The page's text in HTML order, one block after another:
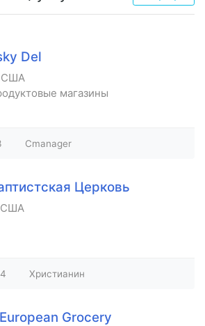
Del
США
магазины
Cmanager
Церковь
США
Христианин
Grocery